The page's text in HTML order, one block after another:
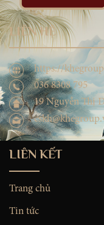
LIÊN HỆ
https://
036 8308 795
19 Nguyễn Thị
LIÊN KẾT
Trang chủ
Tin tức